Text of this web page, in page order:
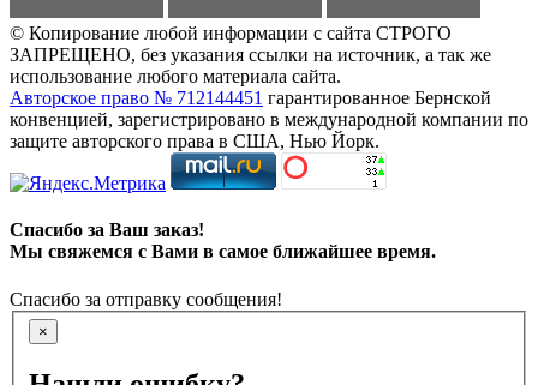
© Копирование любой информации с сайта СТРОГО
ЗАПРЕЩЕНО, без указания ссылки на источник, а так же
использование любого материала сайта.
Авторское право № 712144451 гарантированное Бернской
конвенцией, зарегистрировано в международной компании по
защите авторского права в США, Нью Йорк.
Спасибо за Ваш заказ!
Мы свяжемся с Вами в самое ближайшее время.
Спасибо за отправку сообщения!
×